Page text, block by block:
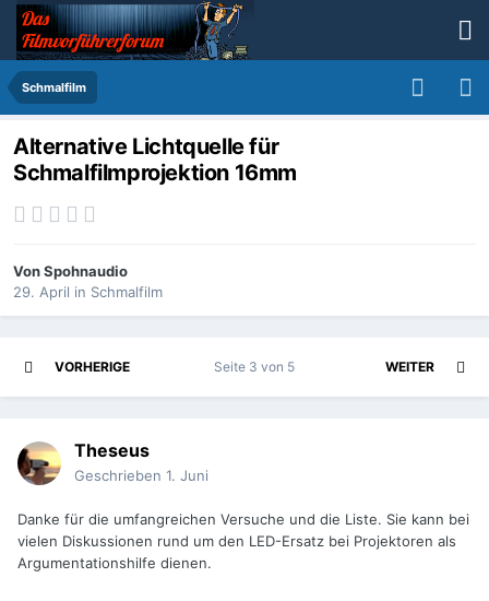
Schmalfilm
Alternative Lichtquelle für
Schmalfilmprojektion 16mm
VonSpohnaudio
29. April in Schmalfilm
VORHERIGE WEITER
Seite 3 von 5
Theseus
Geschrieben 1. Juni
Danke für die umfangreichen Versuche und die Liste. Sie kann bei
vielen Diskussionen rund um den LED-Ersatz bei Projektoren als
Argumentationshilfe dienen.